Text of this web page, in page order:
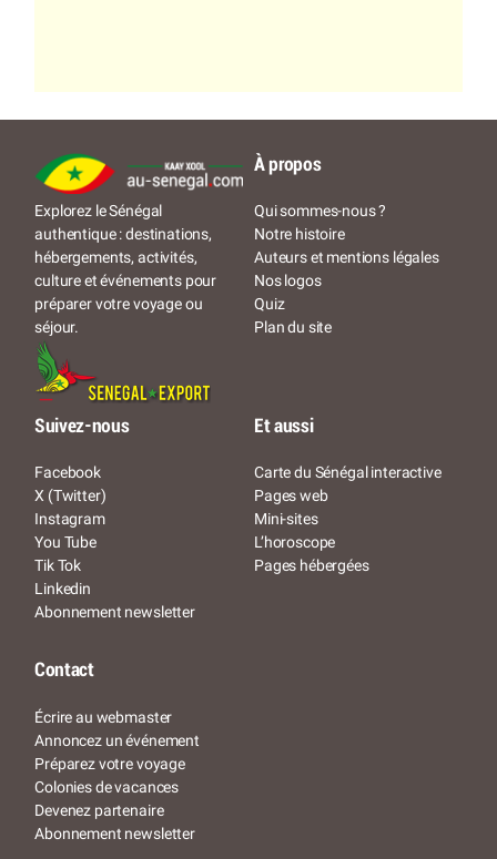
Explorez le Sénégal
authentique : destinations,
hébergements, activités,
culture et événements pour
préparer votre voyage ou
séjour.
À propos
Qui sommes-nous ?
Notre histoire
Auteurs et mentions légales
Nos logos
Quiz
Plan du site
Suivez-nous
Facebook
X (Twitter)
Instagram
You Tube
Tik Tok
Linkedin
Abonnement newsletter
Et aussi
Carte du Sénégal interactive
Pages web
Mini-sites
L’horoscope
Pages hébergées
Contact
Écrire au webmaster
Annoncez un événement
Préparez votre voyage
Colonies de vacances
Devenez partenaire
Abonnement newsletter